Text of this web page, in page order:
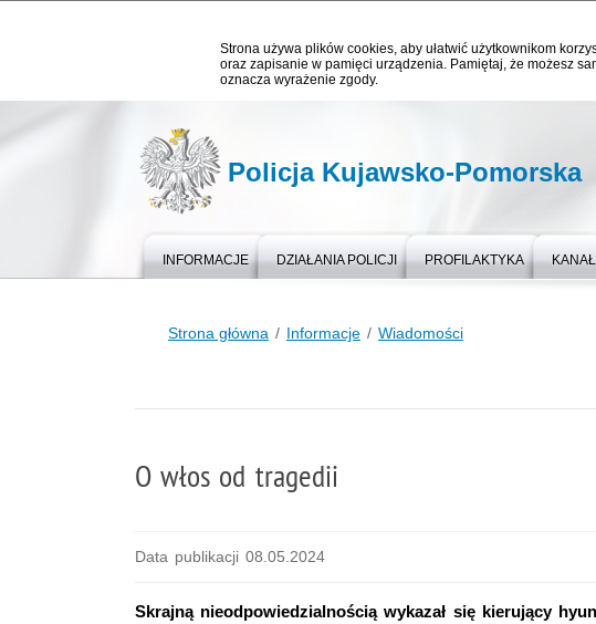
Strona używa plików cookies, aby ułatwić użytkownikom
oraz zapisanie w pamięci urządzenia. Pamiętaj, że możesz
oznacza wyrażenie zgody.
Policja Kujawsko-Pomorska
INFORMACJE DZIAŁANIA POLICJI PROFILAKTYKA
Strona główna Informacje Wiadomości
O włos od tragedii
Data publikacji 08.05.2024
Skrajną nieodpowiedzialnością wykazał się kierujący